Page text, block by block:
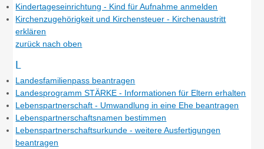
Kindertageseinrichtung - Kind für Aufnahme anmelden
Kirchenzugehörigkeit und Kirchensteuer - Kirchenaustritt
erklären
zurück nach oben
L
Landesfamilienpass beantragen
Landesprogramm STÄRKE - Informationen für Eltern erhalten
Lebenspartnerschaft - Umwandlung in eine Ehe beantragen
Lebenspartnerschaftsnamen bestimmen
Lebenspartnerschaftsurkunde - weitere Ausfertigungen
beantragen